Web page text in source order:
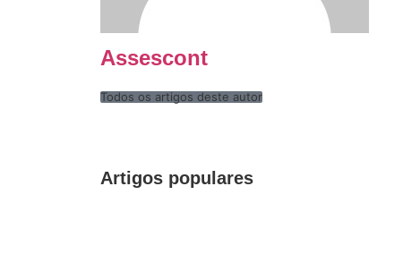
Assescont
Todos os artigos deste autor
Artigos populares